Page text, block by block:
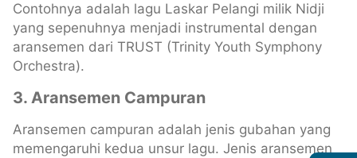
Contohnya adalah lagu Laskar Pelangi milik Nidji
yang sepenuhnya menjadi instrumental dengan
aransemen dari TRUST (Trinity Youth Symphony
Orchestra).
3. Aransemen Campuran
Aransemen campuran adalah jenis gubahan yang
memengaruhi kedua unsur lagu. Jenis aransemen